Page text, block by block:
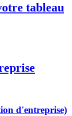
tableau
d'entreprise)